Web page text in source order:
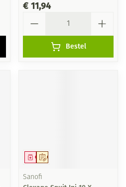
€ 11,94
Bestel
Op voorschrift
Geneesmiddel
Sanofi